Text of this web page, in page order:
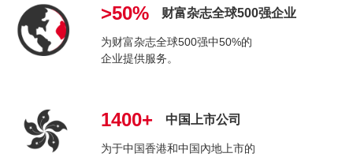
>50% 财富杂志全球500强企业
为财富杂志全球500强中50%的
企业提供服务。
1400+ 中国上市公司
为于中国香港和中国內地上市的